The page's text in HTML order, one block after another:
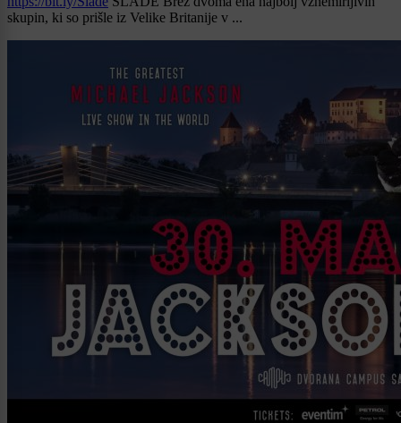
skupin, ki so prišle iz Velike Britanije v ...